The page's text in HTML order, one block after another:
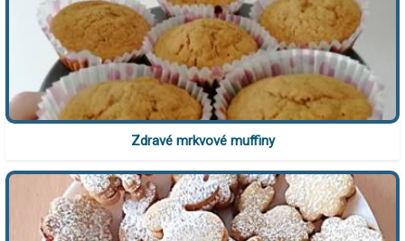
Zdravé mrkvové muffiny